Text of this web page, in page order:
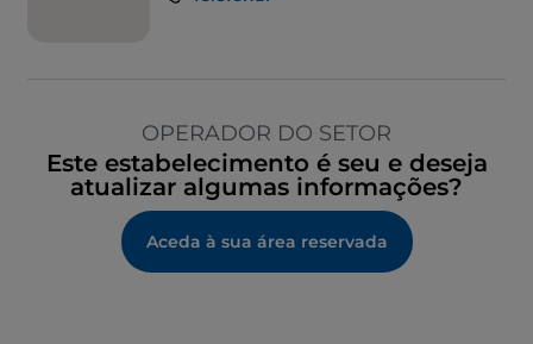
OPERADOR DO SETOR
Este estabelecimento é seu e deseja
atualizar algumas informações?
Aceda à sua área reservada